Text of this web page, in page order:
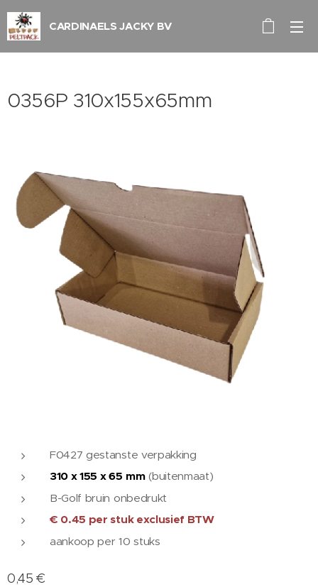
CARDINAELS JACKY BV
0356P 310x155x65mm
F0427 gestanste verpakking
310 x 155 x 65 mm(buitenmaat)
B-Golf bruin onbedrukt
€ 0.45 per stuk exclusief BTW
aankoop per 10 stuks
0,45 €